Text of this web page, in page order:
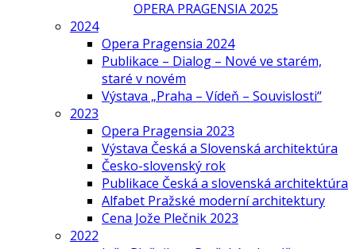
OPERA PRAGENSIA 2025
2024
Opera Pragensia 2024
Publikace – Dialog – Nové ve starém,
staré v novém
Výstava „Praha – Vídeň – Souvislosti“
2023
Opera Pragensia 2023
Výstava Česká a Slovenská architektúra
Česko-slovenský rok
Publikace Česká a slovenská architektúra
Alfabet Pražské moderní architektury
Cena Jože Plečnik 2023
2022